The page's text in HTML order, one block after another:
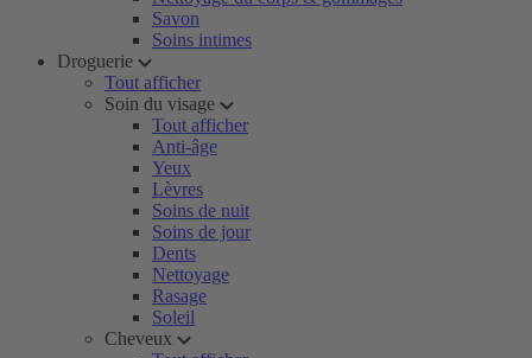
Savon
Soins intimes
Droguerie
Tout afficher
Soin du visage
Tout afficher
Anti-âge
Yeux
Lèvres
Soins de nuit
Soins de jour
Dents
Nettoyage
Rasage
Soleil
Cheveux